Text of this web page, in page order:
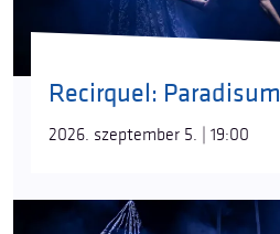
Recirquel: Paradisum
2026. szeptember 5. | 19:00